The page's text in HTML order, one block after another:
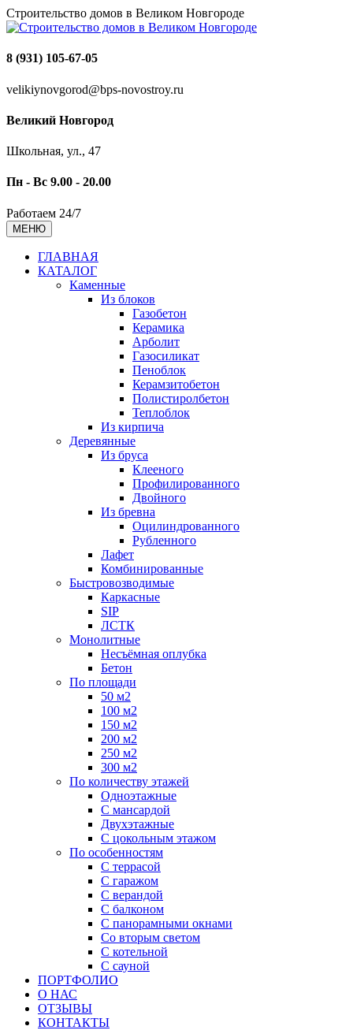
Строительство домов в Великом Новгороде
8 (931) 105-67-05
velikiynovgorod@bps-novostroy.ru
Великий Новгород
Школьная, ул., 47
Пн - Вс 9.00 - 20.00
Работаем 24/7
МЕНЮ
ГЛАВНАЯ
КАТАЛОГ
Каменные
Из блоков
Газобетон
Керамика
Арболит
Газосиликат
Пеноблок
Керамзитобетон
Полистиролбетон
Теплоблок
Из кирпича
Деревянные
Из бруса
Клееного
Профилированного
Двойного
Из бревна
Оцилиндрованного
Рубленного
Лафет
Комбинированные
Быстровозводимые
Каркасные
SIP
ЛСТК
Монолитные
Несъёмная оплубка
Бетон
По площади
50 м2
100 м2
150 м2
200 м2
250 м2
300 м2
По количеству этажей
Одноэтажные
С мансардой
Двухэтажные
С цокольным этажом
По особенностям
С террасой
С гаражом
С верандой
С балконом
С панорамными окнами
Со вторым светом
С котельной
С сауной
ПОРТФОЛИО
О НАС
ОТЗЫВЫ
КОНТАКТЫ